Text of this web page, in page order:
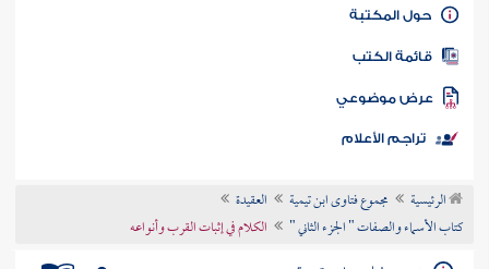
كتاب الأمة
المكتبة
الكتب
موضوعي
تراجم الأعلام
الرئيسية مجموع فتاوى ابن تيمية
العقيدة
كتاب الأسماء والصفات " الجزء الثاني "
الكلام في إثبات القرب وأنواعه